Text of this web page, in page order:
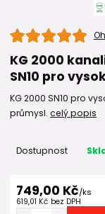
KG 2000
SN10 pro
KG 2000 SN10 pro
průmysl. celý popis
Dostupnost
749,00 Kč/ks
619,01 Kč bez DPH